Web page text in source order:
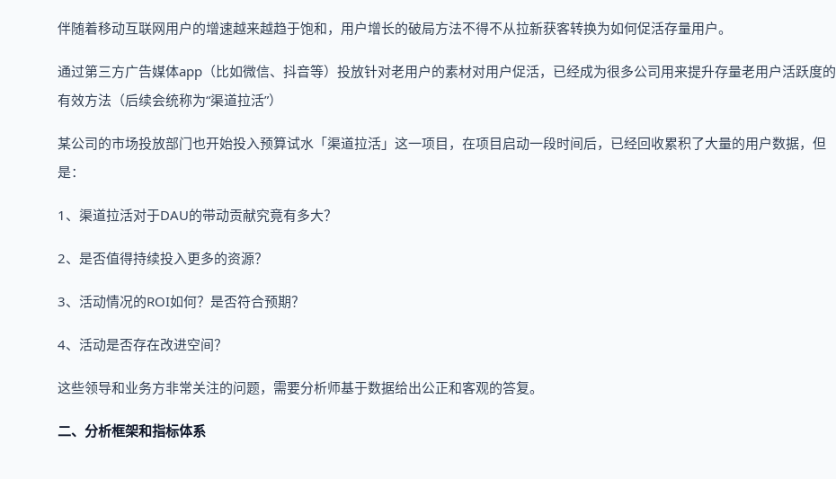
伴随着移动互联网用户的增速越来越趋于饱和，用户增长的破局方法不得不从拉新获客转换为如何促活存量用户。
通过第三方广告媒体app（比如微信、抖音等）投放针对老用户的素材对用户促活，已经成为很多公司用来提升存量老用户活跃度的
有效方法（后续会统称为“渠道拉活”）
某公司的市场投放部门也开始投入预算试水「渠道拉活」这一项目，在项目启动一段时间后，已经回收累积了大量的用户数据，但
是：
1、渠道拉活对于DAU的带动贡献究竟有多大？
2、是否值得持续投入更多的资源？
3、活动情况的ROI如何？是否符合预期？
4、活动是否存在改进空间？
这些领导和业务方非常关注的问题，需要分析师基于数据给出公正和客观的答复。
二、分析框架和指标体系